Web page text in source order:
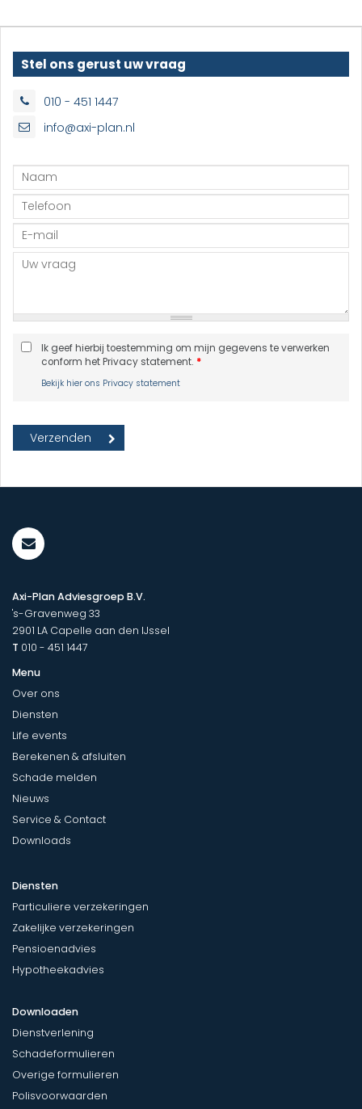
Stel ons gerust uw vraag
010 - 451 1447
info@axi-plan.nl
Ik geef hierbij toestemming om mijn gegevens te verwerken
conform het Privacy statement. *
Bekijk hier ons Privacy statement
Axi-Plan Adviesgroep B.V.
's-Gravenweg 33
2901 LA Capelle aan den IJssel
T 010 - 451 1447
Menu
Over ons
Diensten
Life events
Berekenen & afsluiten
Schade melden
Nieuws
Service & Contact
Downloads
Diensten
Particuliere verzekeringen
Zakelijke verzekeringen
Pensioenadvies
Hypotheekadvies
Downloaden
Dienstverlening
Schadeformulieren
Overige formulieren
Polisvoorwaarden